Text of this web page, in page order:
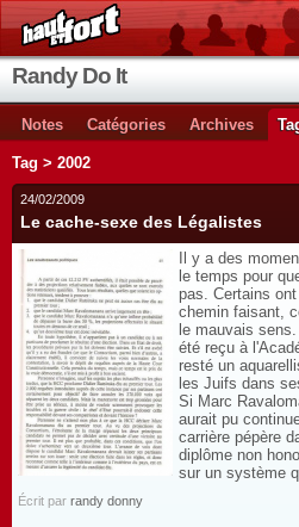
Randy Do It
Notes Catégories Archives
Tag > 2002
24/02/2009
Le cache-sexe des Légalistes
Il y a des
le temps pour
pas. Certains
chemin faisant,
le mauvais
été reçu à
resté un
les Juifs dans
Si Marc
aurait pu
carrière pépère
diplôme non
sur un système
Écrit par randy donny